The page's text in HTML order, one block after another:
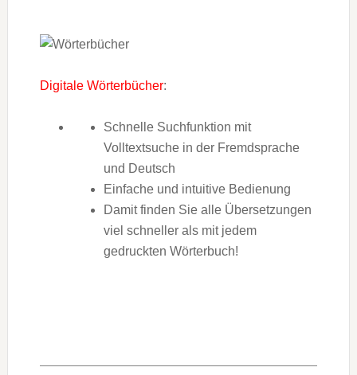
Digitale Wörterbücher:
Schnelle Suchfunktion mit
Volltextsuche in der Fremdsprache
und Deutsch
Einfache und intuitive Bedienung
Damit finden Sie alle Übersetzungen
viel schneller als mit jedem
gedruckten Wörterbuch!